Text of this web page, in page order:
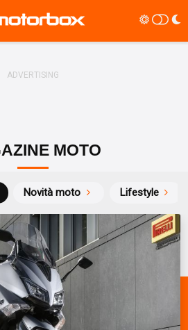
MOTO
Novità moto Lifestyle